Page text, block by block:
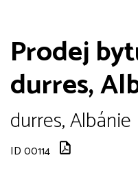
Prodej
durres,
durres, Albánie
ID 00114